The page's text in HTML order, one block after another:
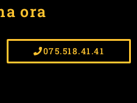
ora
075.518.41.41